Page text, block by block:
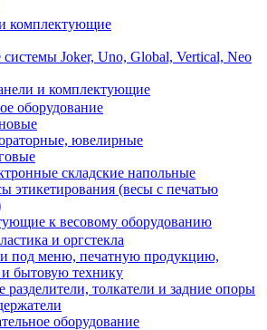
комплектующие
Joker, Uno, Global, Vertical, Neo
и комплектующие
оборудование
ювелирные
складские напольные
этикетирования (весы с печатью
к весовому оборудованию
и оргстекла
под меню, печатную продукцию,
бытовую технику
толкатели и задние опоры
оборудование